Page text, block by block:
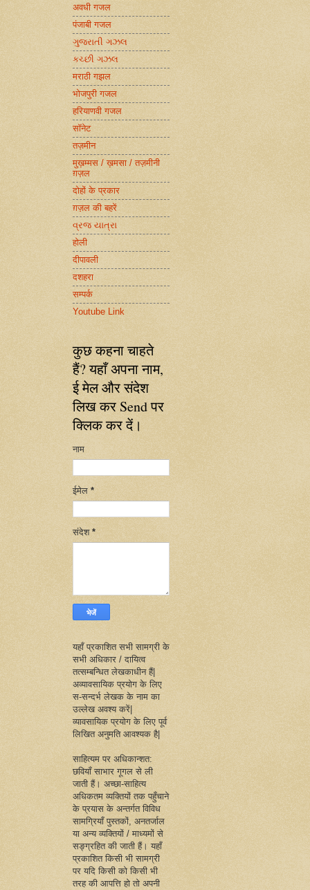
अवधी गजल
पंजाबी गजल
ગુજરાતી ગઝલ
કચ્છી ગઝલ
मराठी गझल
भोजपुरी गजल
हरियाणवी गजल
सॉनेट
तज़मीन
मुख़म्मस / ख़मसा / तज़मीनी
ग़ज़ल
दोहों के प्रकार
ग़ज़ल की बहरें
વ્રજ યાત્રા
होली
दीपावली
दशहरा
सम्पर्क
Youtube Link
कुछ कहना चाहते
हैं? यहाँ अपना नाम,
ई मेल और संदेश
लिख कर Send पर
क्लिक कर दें।
नाम
ईमेल *
संदेश *
यहाँ प्रकाशित सभी सामग्री के
सभी अधिकार / दायित्व
तत्सम्बन्धित लेखकाधीन हैं|
अव्यावसायिक प्रयोग के लिए
स-सन्दर्भ लेखक के नाम का
उल्लेख अवश्य करें|
व्यावसायिक प्रयोग के लिए पूर्व
लिखित अनुमति आवश्यक है|
साहित्यम पर अधिकान्शत:
छवियाँ साभार गूगल से ली
जाती हैं। अच्छा-साहित्य
अधिकतम व्यक्तियों तक पहुँचाने
के प्रयास के अन्तर्गत विविध
सामग्रियाँ पुस्तकों, अनतर्जाल
या अन्य व्यक्तियों / माध्यमों से
सङ्ग्रहित की जाती हैं। यहाँ
प्रकाशित किसी भी सामग्री
पर यदि किसी को किसी भी
तरह की आपत्ति हो तो अपनी